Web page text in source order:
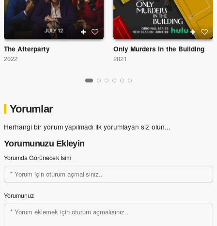
The Afterparty
2022
Only Murders in the Building
2021
Yorumlar
Herhangi bir yorum yapılmadı ilk yorumlayan siz olun...
Yorumunuzu Ekleyin
Yorumda Görünecek İsim
Yorumunuz